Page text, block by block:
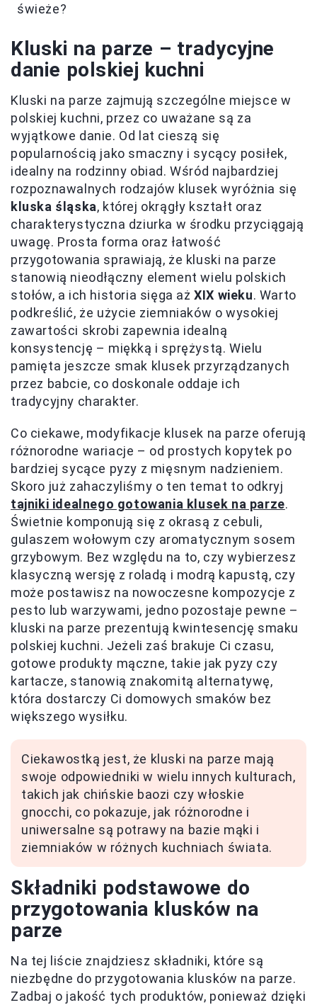
świeże?
Kluski na parze – tradycyjne
danie polskiej kuchni
Kluski na parze zajmują szczególne miejsce w
polskiej kuchni, przez co uważane są za
wyjątkowe danie. Od lat cieszą się
popularnością jako smaczny i sycący posiłek,
idealny na rodzinny obiad. Wśród najbardziej
rozpoznawalnych rodzajów klusek wyróżnia się
kluska śląska, której okrągły kształt oraz
charakterystyczna dziurka w środku przyciągają
uwagę. Prosta forma oraz łatwość
przygotowania sprawiają, że kluski na parze
stanowią nieodłączny element wielu polskich
stołów, a ich historia sięga ażXIX wieku. Warto
podkreślić, że użycie ziemniaków o wysokiej
zawartości skrobi zapewnia idealną
konsystencję – miękką i sprężystą. Wielu
pamięta jeszcze smak klusek przyrządzanych
przez babcie, co doskonale oddaje ich
tradycyjny charakter.
Co ciekawe, modyfikacje klusek na parze oferują
różnorodne wariacje – od prostych kopytek po
bardziej sycące pyzy z mięsnym nadzieniem.
Skoro już zahaczyliśmy o ten temat to odkryj
tajniki idealnego gotowania klusek na parze.
Świetnie komponują się z okrasą z cebuli,
gulaszem wołowym czy aromatycznym sosem
grzybowym. Bez względu na to, czy wybierzesz
klasyczną wersję z roladą i modrą kapustą, czy
może postawisz na nowoczesne kompozycje z
pesto lub warzywami, jedno pozostaje pewne –
kluski na parze prezentują kwintesencję smaku
polskiej kuchni. Jeżeli zaś brakuje Ci czasu,
gotowe produkty mączne, takie jak pyzy czy
kartacze, stanowią znakomitą alternatywę,
która dostarczy Ci domowych smaków bez
większego wysiłku.
Ciekawostką jest, że kluski na parze mają
swoje odpowiedniki w wielu innych kulturach,
takich jak chińskie baozi czy włoskie
gnocchi, co pokazuje, jak różnorodne i
uniwersalne są potrawy na bazie mąki i
ziemniaków w różnych kuchniach świata.
Składniki podstawowe do
przygotowania klusków na
parze
Na tej liście znajdziesz składniki, które są
niezbędne do przygotowania klusków na parze.
Zadbaj o jakość tych produktów, ponieważ dzięki